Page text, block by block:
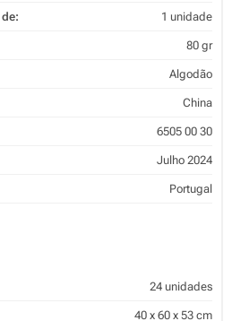
1 unidade
80 gr
Algodão
China
6505 00 30
Julho 2024
Portugal
24 unidades
40 x 60 x 53 cm